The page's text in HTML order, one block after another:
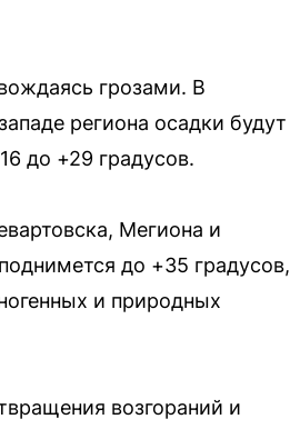
грозами. В
региона осадки будут
до +29 градусов.
Мегиона и
до +35 градусов,
и природных
возгораний и